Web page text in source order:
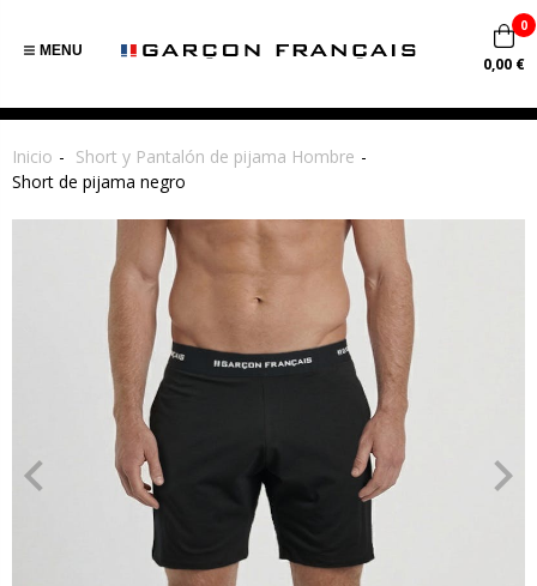
MENU
0
0,00 €
Inicio
Short y Pantalón de pijama Hombre
Short de pijama negro